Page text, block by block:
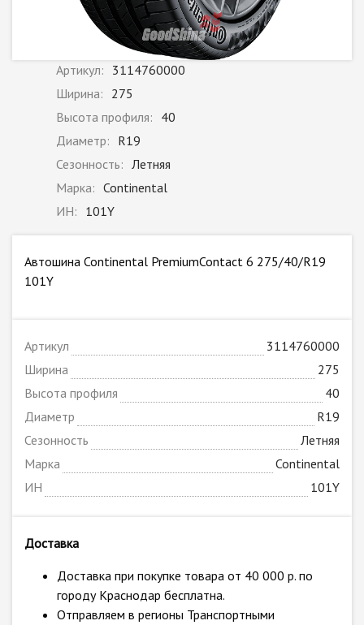
Артикул: 3114760000
Ширина: 275
Высота профиля: 40
Диаметр: R19
Сезонность: Летняя
Марка: Continental
ИН: 101Y
Автошина Continental PremiumContact 6 275/40/R19
101Y
Артикул
3114760000
Ширина
275
Высота профиля
40
Диаметр
R19
Сезонность
Летняя
Марка
Continental
ИН
101Y
Доставка
Доставка при покупке товара от 40 000 р. по
городу Краснодар бесплатна.
Отправляем в регионы Транспортными